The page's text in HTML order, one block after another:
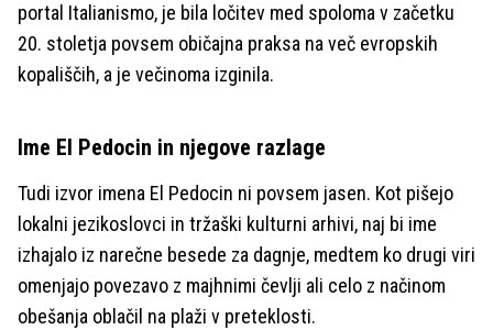
portal Italianismo, je bila ločitev med spoloma v začetku
20. stoletja povsem običajna praksa na več evropskih
kopališčih, a je večinoma izginila.
Ime El Pedocin in njegove razlage
Tudi izvor imena El Pedocin ni povsem jasen. Kot pišejo
lokalni jezikoslovci in tržaški kulturni arhivi, naj bi ime
izhajalo iz narečne besede za dagnje, medtem ko drugi viri
omenjajo povezavo z majhnimi čevlji ali celo z načinom
obešanja oblačil na plaži v preteklosti.